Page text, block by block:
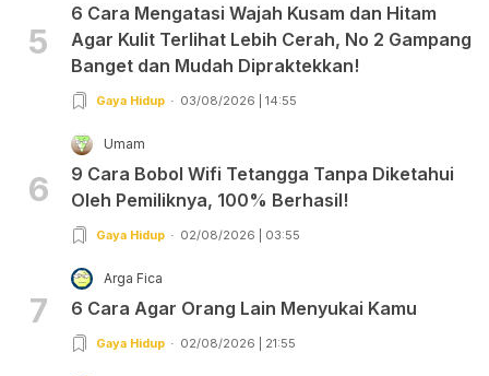
5
6 Cara Mengatasi Wajah Kusam dan Hitam
Agar Kulit Terlihat Lebih Cerah, No 2 Gampang
Banget dan Mudah Dipraktekkan!
Gaya Hidup 03/08/2026 | 14:55
6
Umam
9 Cara Bobol Wifi Tetangga Tanpa Diketahui
Oleh Pemiliknya, 100% Berhasil!
Gaya Hidup 02/08/2026 | 03:55
7
Arga Fica
6 Cara Agar Orang Lain Menyukai Kamu
Gaya Hidup 02/08/2026 | 21:55